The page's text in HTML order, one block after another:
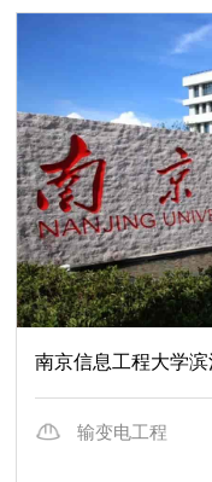
南京信息工程大学
输变电工程